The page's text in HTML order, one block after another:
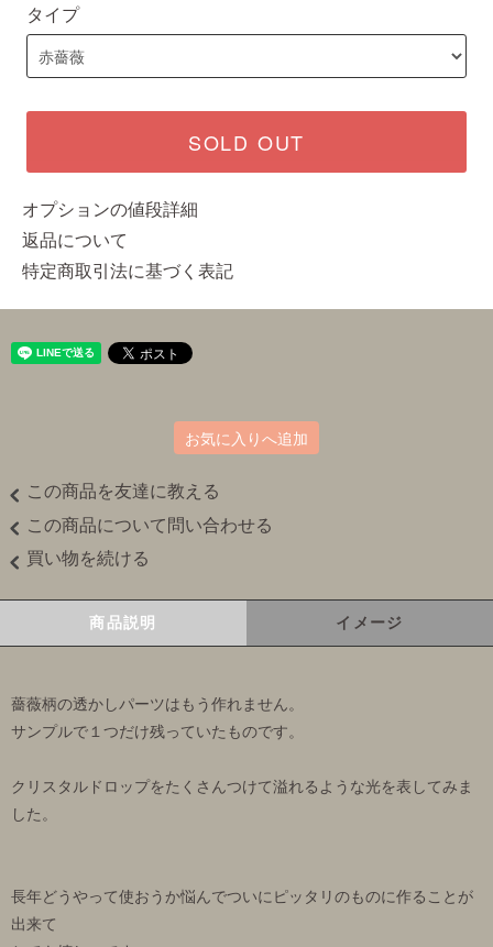
タイプ
SOLD OUT
オプションの値段詳細
返品について
特定商取引法に基づく表記
お気に入りへ追加
この商品を友達に教える
この商品について問い合わせる
買い物を続ける
商品説明 イメージ
薔薇柄の透かしパーツはもう作れません。
サンプルで１つだけ残っていたものです。
クリスタルドロップをたくさんつけて溢れるような光を表してみま
した。
長年どうやって使おうか悩んでついにピッタリのものに作ることが
出来て